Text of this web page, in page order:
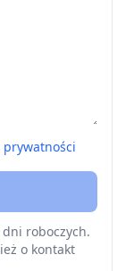
prywatności
dni roboczych.
o kontakt